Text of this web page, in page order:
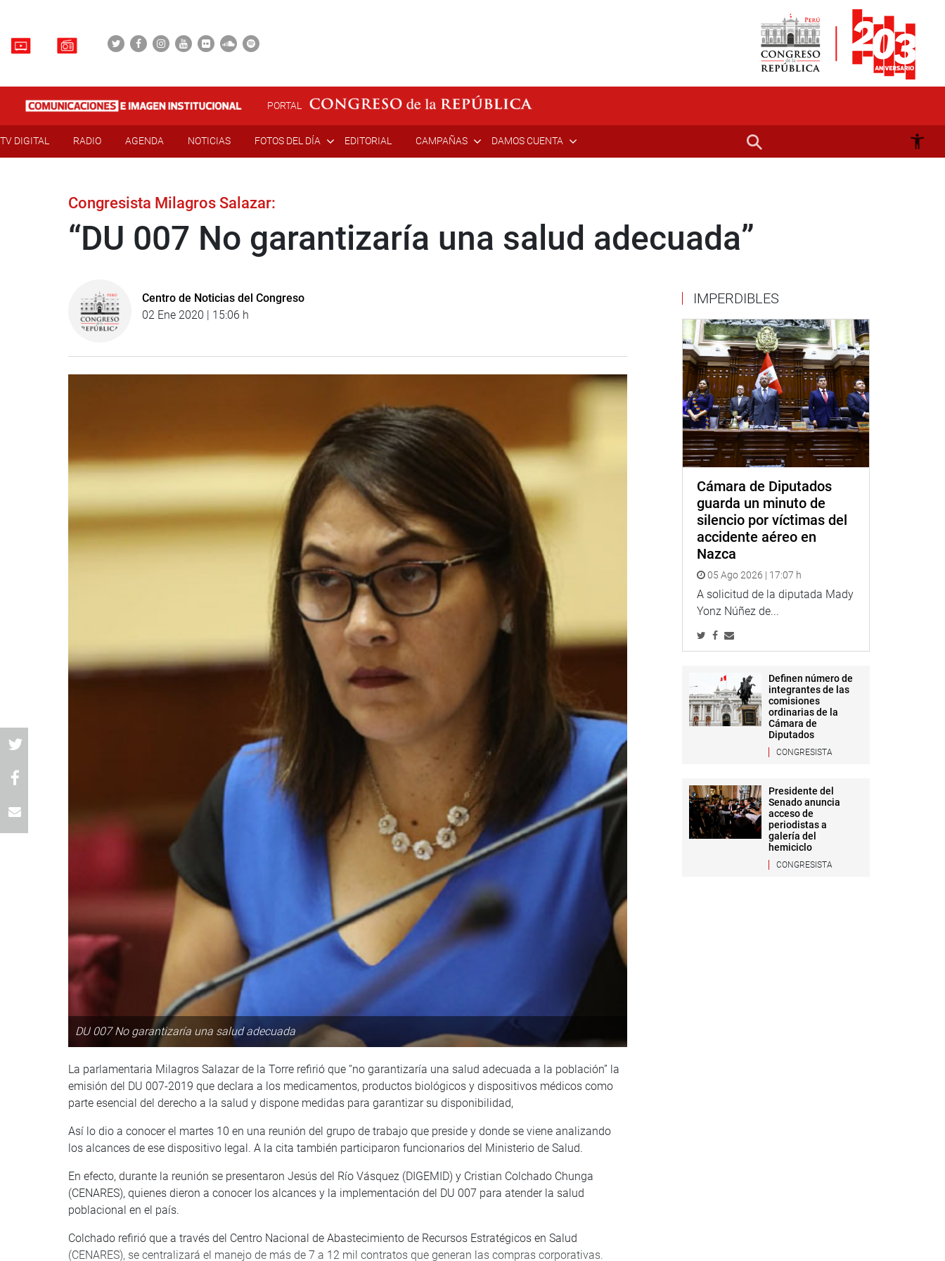
PORTAL
TV DIGITAL RADIO AGENDA NOTICIAS FOTOS DEL DÍA EDITORIAL CAMPAÑAS DAMOS CUENTA
Congresista Milagros Salazar:
“DU 007 No garantizaría una salud adecuada”
Centro de Noticias del Congreso
02 Ene 2020 | 15:06 h
DU 007 No garantizaría una salud adecuada
La parlamentaria Milagros Salazar de la Torre refirió que “no garantizaría una salud adecuada a la población” la
emisión del DU 007-2019 que declara a los medicamentos, productos biológicos y dispositivos médicos como
parte esencial del derecho a la salud y dispone medidas para garantizar su disponibilidad,
Así lo dio a conocer el martes 10 en una reunión del grupo de trabajo que preside y donde se viene analizando
los alcances de ese dispositivo legal. A la cita también participaron funcionarios del Ministerio de Salud.
En efecto, durante la reunión se presentaron Jesús del Río Vásquez (DIGEMID) y Cristian Colchado Chunga
(CENARES), quienes dieron a conocer los alcances y la implementación del DU 007 para atender la salud
poblacional en el país.
Colchado refirió que a través del Centro Nacional de Abastecimiento de Recursos Estratégicos en Salud
(CENARES), se centralizará el manejo de más de 7 a 12 mil contratos que generan las compras corporativas.
IMPERDIBLES
Cámara de Diputados
guarda un minuto de
silencio por víctimas del
accidente aéreo en
Nazca
05 Ago 2026 | 17:07 h
A solicitud de la diputada Mady
Yonz Núñez de...
Definen número de
integrantes de las
comisiones
ordinarias de la
Cámara de
Diputados
CONGRESISTA
Presidente del
Senado anuncia
acceso de
periodistas a
galería del
hemiciclo
CONGRESISTA